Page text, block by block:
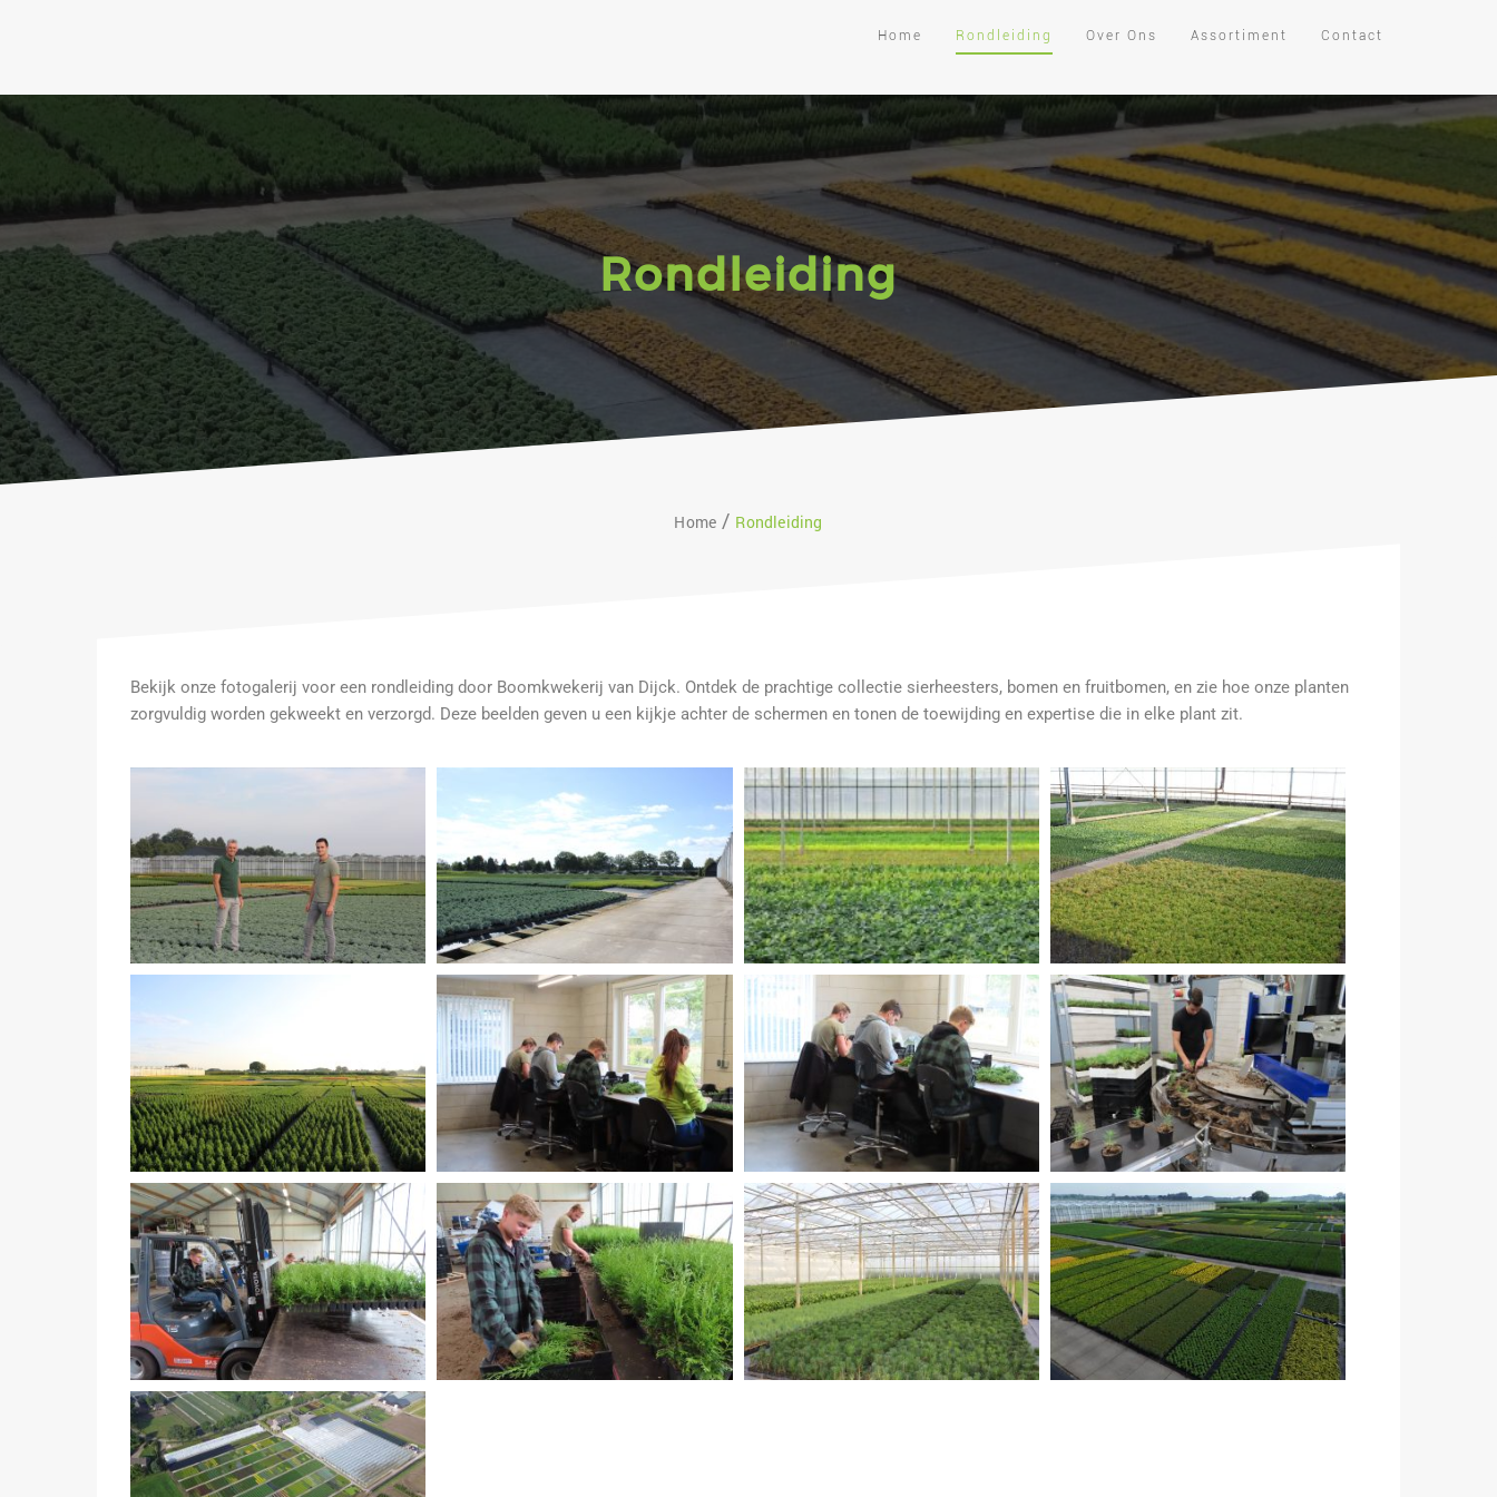
Home Rondleiding Over Ons Assortiment Contact
Rondleiding
Home Rondleiding
Bekijk onze fotogalerij voor een rondleiding door Boomkwekerij van Dijck. Ontdek de prachtige collectie sierheesters, bomen en fruitbomen, en zie hoe onze planten
zorgvuldig worden gekweekt en verzorgd. Deze beelden geven u een kijkje achter de schermen en tonen de toewijding en expertise die in elke plant zit.